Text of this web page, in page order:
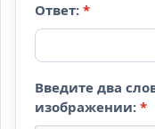
Ответ: *
Введите два
изображении: *